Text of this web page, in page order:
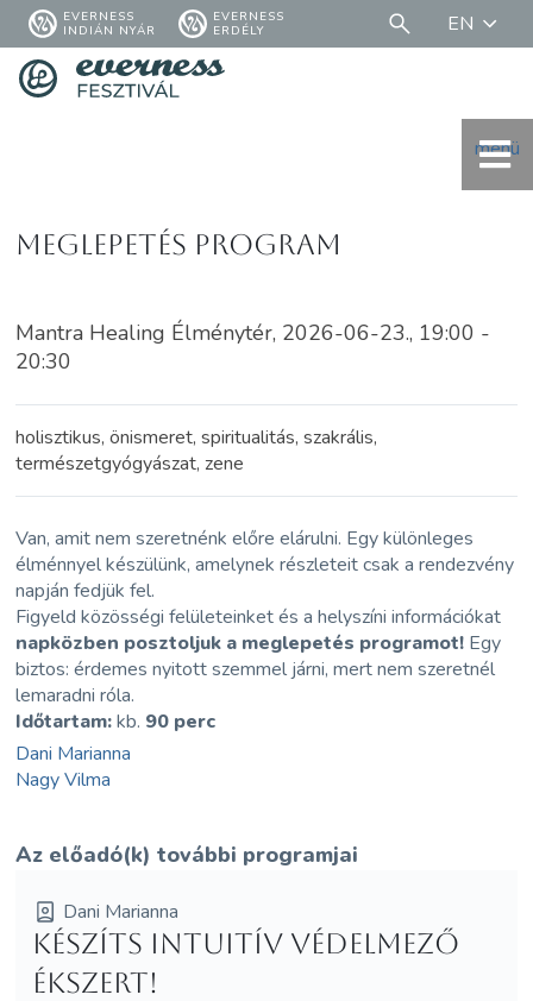
EVERNESS
INDIÁN NYÁR
EVERNESS
ERDÉLY
EN
menü
Meglepetés program
Mantra Healing Élménytér, 2026-06-23., 19:00 -
20:30
holisztikus, önismeret, spiritualitás, szakrális,
természetgyógyászat, zene
Van, amit nem szeretnénk előre elárulni. Egy különleges
élménnyel készülünk, amelynek részleteit csak a rendezvény
napján fedjük fel.
Figyeld közösségi felületeinket és a helyszíni információkat
napközben posztoljuk a meglepetés programot! Egy
biztos: érdemes nyitott szemmel járni, mert nem szeretnél
lemaradni róla.
Időtartam:kb. 90 perc
Dani Marianna
Nagy Vilma
Az előadó(k) további programjai
Dani Marianna
Készíts intuitív védelmező
ékszert!